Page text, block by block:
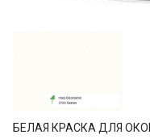
БЕЛАЯ КРАСКА ДЛЯ ОКОН